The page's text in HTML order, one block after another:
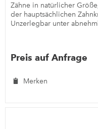
Zähne in natürlicher
der hauptsächlichen
Unzerlegbar unter
Preis auf Anfrage
Merken